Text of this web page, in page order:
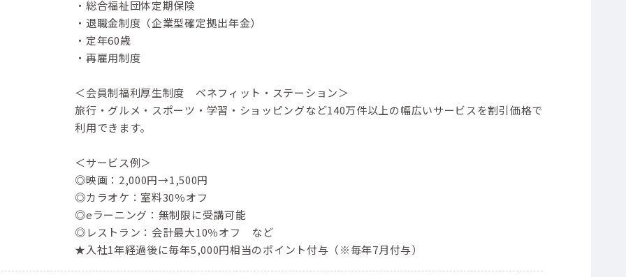
・総合福祉団体定期保険
・退職金制度（企業型確定拠出年金）
・定年60歳
・再雇用制度
＜会員制福利厚生制度 ベネフィット・ステーション＞
旅行・グルメ・スポーツ・学習・ショッピングなど140万件以上の幅広いサービスを割引価格で
利用できます。
＜サービス例＞
◎映画：2,000円→1,500円
◎カラオケ：室料30％オフ
◎eラーニング：無制限に受講可能
◎レストラン：会計最大10％オフ など
★入社1年経過後に毎年5,000円相当のポイント付与（※毎年7月付与）